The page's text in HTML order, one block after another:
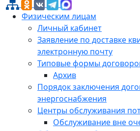
Физическим лицам
Личный кабинет
Заявление по доставке
электронную почту
Типовые формы
Архив
Порядок заключения
энергоснабжения
Центры обслуживания
Обслуживание вне